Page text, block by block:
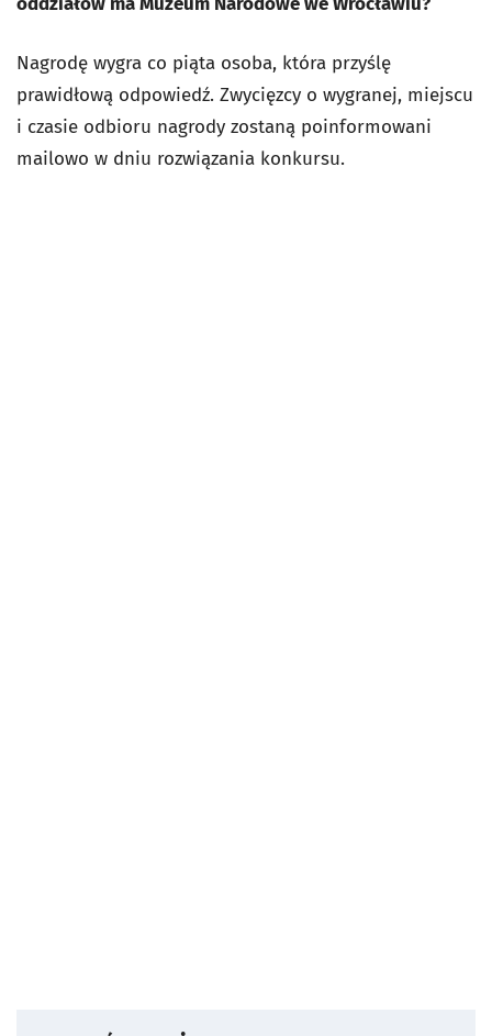
Nagrodę wygra co piąta osoba, która przyślę
prawidłową odpowiedź. Zwycięzcy o wygranej, miejscu
i czasie odbioru nagrody zostaną poinformowani
mailowo w dniu rozwiązania konkursu.